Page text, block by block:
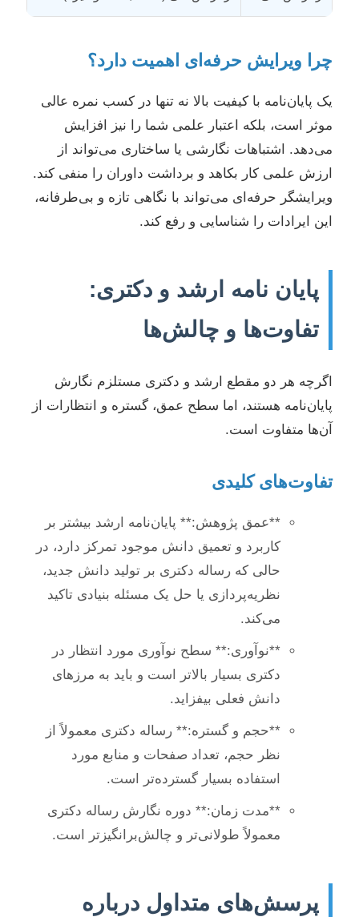
چرا ویرایش حرفه‌ای اهمیت دارد؟
یک پایان‌نامه با کیفیت بالا نه تنها در کسب نمره عالی
موثر است، بلکه اعتبار علمی شما را نیز افزایش
می‌دهد. اشتباهات نگارشی یا ساختاری می‌تواند از
ارزش علمی کار بکاهد و برداشت داوران را منفی کند.
ویرایشگر حرفه‌ای می‌تواند با نگاهی تازه و بی‌طرفانه،
این ایرادات را شناسایی و رفع کند.
پایان نامه ارشد و دکتری:
تفاوت‌ها و چالش‌ها
اگرچه هر دو مقطع ارشد و دکتری مستلزم نگارش
پایان‌نامه هستند، اما سطح عمق، گستره و انتظارات از
آن‌ها متفاوت است.
تفاوت‌های کلیدی
**عمق پژوهش:** پایان‌نامه ارشد بیشتر بر
کاربرد و تعمیق دانش موجود تمرکز دارد، در
حالی که رساله دکتری بر تولید دانش جدید،
نظریه‌پردازی یا حل یک مسئله بنیادی تاکید
می‌کند.
**نوآوری:** سطح نوآوری مورد انتظار در
دکتری بسیار بالاتر است و باید به مرزهای
دانش فعلی بیفزاید.
**حجم و گستره:** رساله دکتری معمولاً از
نظر حجم، تعداد صفحات و منابع مورد
استفاده بسیار گسترده‌تر است.
**مدت زمان:** دوره نگارش رساله دکتری
معمولاً طولانی‌تر و چالش‌برانگیزتر است.
پرسش‌های متداول درباره